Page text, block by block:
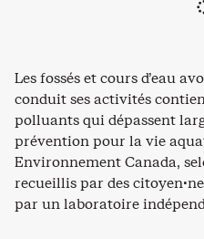
Les fossés et cours d’eau
conduit ses activités
polluants qui dépassent
prévention pour la vie
Environnement Canada,
recueillis par des
par un laboratoire